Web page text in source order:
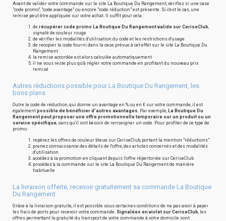
Avant de valider votre commande sur le site La Boutique Du Rangement, vérifiez si une case
"code promo", "code avantage" ou encore "code réduction" est présente. Si c'est le cas, une
remise peut être appliquée sur votre achat. Il suffit pour cela :
de récupérer code promo La Boutique Du Rangement valide sur CeriseClub,
signalé de couleur rouge
de vérifier les modalités d'utilisation du code et les restrictions d'usage
de recopier le code fourni dans la case prévue à cet effet sur le site La Boutique Du
Rangement
la remise accordée est alors calculée automatiquement
il ne vous reste plus qu'à régler votre commande en profitant du nouveau prix
remisé
Autres réductions possible pour La Boutique Du Rangement, les
bons plans
Outre le code de réduction, qui donne un avantage en % ou en € sur votre commande, il est
également possible de bénéficier d'autres avantages. Par exemple, La Boutique Du
Rangement peut proposer une offre promotionnelle temporaire sur un produit ou un
service spécifique, sans qu'il soit besoin de renseigner un code. Pour profiter de ce type de
promo :
repérez les offres de couleur bleue sur CeriseClub, portant la mention "réductions"
prenez connaissance des détails de l'offre, des articles concernés et des modalités
d'utilisation
accédez à la promotion en cliquant depuis l'offre répertoriée sur CeriseClub
procédez à la commande sur le site La Boutique Du Rangement de manière
habituelle
La livraison offerte, recevoir gratuitement sa commande La Boutique
Du Rangement
Grâce à la livraison gratuite, il est possible sous certaines conditions de ne pas avoir à payer
les frais de ports pour recevoir votre commande. Signalées en violet sur CeriseClub, les
offres permettant la gratuité du transport de votre commande à votre domicile sont